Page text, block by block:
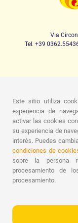
Via
Tel. +39
Caminando
Canción de cuna
Juego
Tarjeta
regalos
Este sitio utiliza
experiencia de
activar las cookies
su experiencia de
interés. Puedes
condiciones de
sobre la persona
procesamiento de
procesamiento.